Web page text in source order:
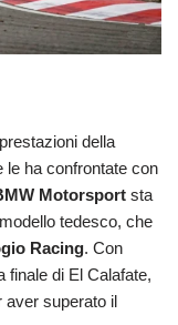
della
le ha confrontate con
Motorsport sta
tedesco, che
Racing. Con
finale di El Calafate,
aver superato il